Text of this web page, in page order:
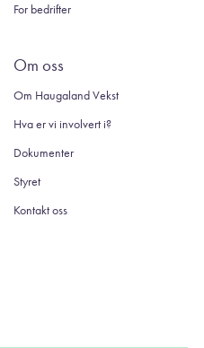
For bedrifter
Om oss
Om Haugaland Vekst
Hva er vi involvert i?
Dokumenter
Styret
Kontakt oss